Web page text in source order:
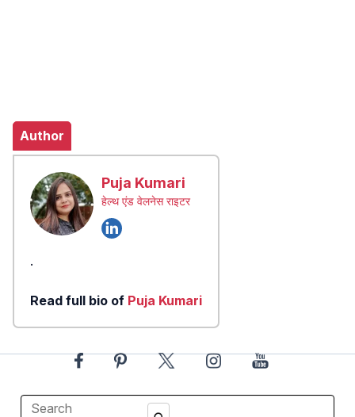
Author
Puja Kumari
हेल्थ एंड वेलनेस राइटर
.
Read full bio of Puja Kumari